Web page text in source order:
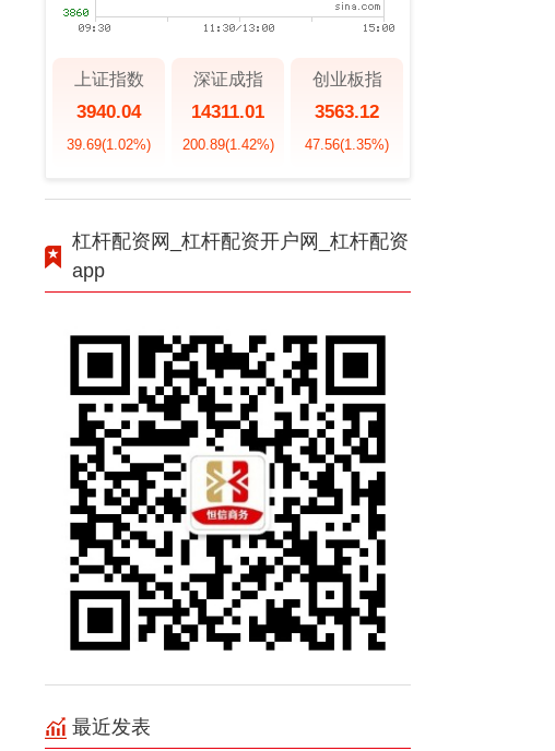
上证指数
3940.04
39.69(1.02%)
深证成指
14311.01
200.89(1.42%)
创业板指
3563.12
47.56(1.35%)
杠杆配资网_杠杆配资开户网_杠杆配资
app
最近发表